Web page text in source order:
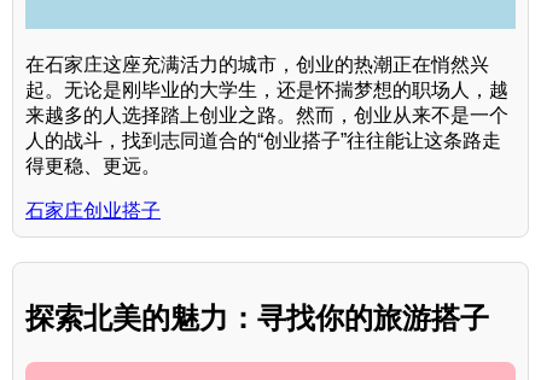
在石家庄这座充满活力的城市，创业的热潮正在悄然兴
起。无论是刚毕业的大学生，还是怀揣梦想的职场人，越
来越多的人选择踏上创业之路。然而，创业从来不是一个
人的战斗，找到志同道合的“创业搭子”往往能让这条路走
得更稳、更远。
石家庄创业搭子
探索北美的魅力：寻找你的旅游搭子